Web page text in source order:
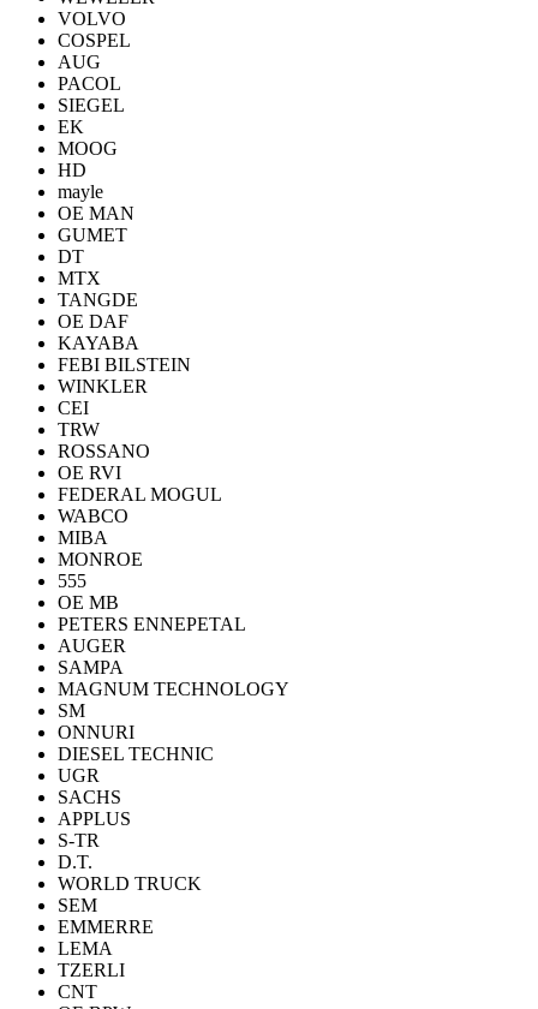
VOLVO
COSPEL
AUG
PACOL
SIEGEL
EK
MOOG
HD
mayle
OE MAN
GUMET
DT
MTX
TANGDE
OE DAF
KAYABA
FEBI BILSTEIN
WINKLER
CEI
TRW
ROSSANO
OE RVI
FEDERAL MOGUL
WABCO
MIBA
MONROE
555
OE MB
PETERS ENNEPETAL
AUGER
SAMPA
MAGNUM TECHNOLOGY
SM
ONNURI
DIESEL TECHNIC
UGR
SACHS
APPLUS
S-TR
D.T.
WORLD TRUCK
SEM
EMMERRE
LEMA
TZERLI
CNT